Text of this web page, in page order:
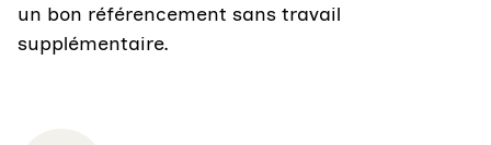
un bon référencement sans travail
supplémentaire.